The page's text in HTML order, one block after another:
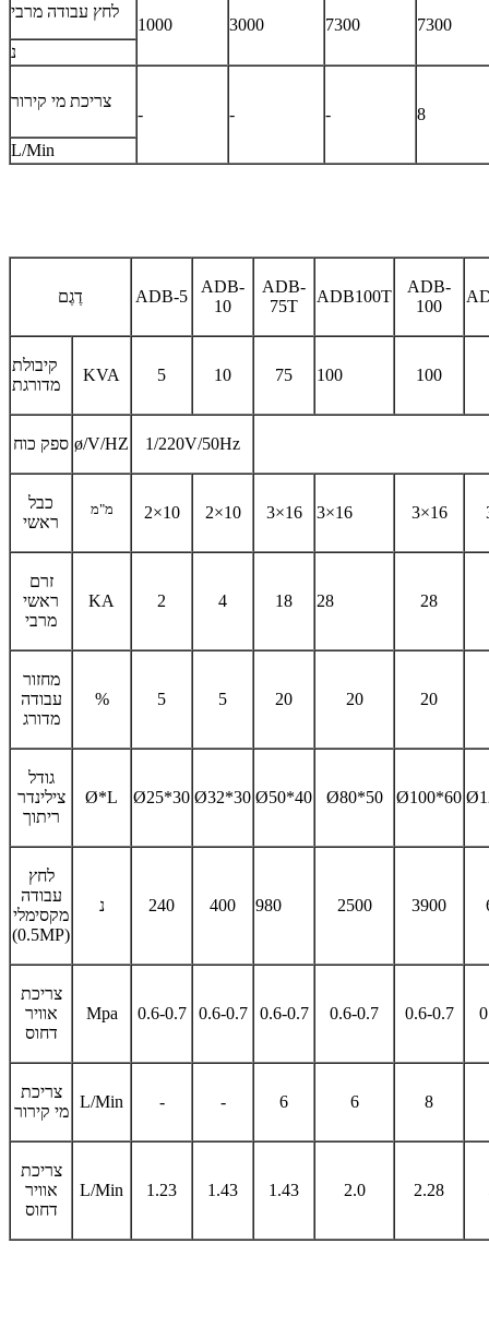
לחץ עבודה מרבי
1000 3000 7300
7300
נ
צריכת מי קירור
- - -
8
L/Min
דֶגֶם ADB-5
ADB-
10
ADB-
75T
ADB100T
ADB-
100
קיבולת
מדורגת
KVA 5 10 75 100 100
ספק כוח ø/V/HZ 1/220V/50Hz
כבל
ראשי
מ"מ 2×10 2×10 3×16 3×16 3×16
זרם
ראשי
מרבי
KA 2 4 18 28 28
מחזור
עבודה
מדורג
% 5 5 20 20 20
גודל
צילינדר
ריתוך
Ø*L Ø25*30 Ø32*30 Ø50*40 Ø80*50 Ø100*60
לחץ
עבודה
מקסימלי
(0.5MP)
נ 240 400 980 2500 3900
צריכת
אוויר
דחוס
Mpa 0.6-0.7 0.6-0.7 0.6-0.7 0.6-0.7 0.6-0.7
צריכת
מי קירור
L/Min - - 6 6 8
צריכת
אוויר
דחוס
L/Min 1.23 1.43 1.43 2.0 2.28